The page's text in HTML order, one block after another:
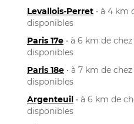
Levallois-Perret • à 4 km
disponibles
Paris 17e • à 6 km de
disponibles
Paris 18e • à 7 km de
disponibles
Argenteuil • à 6 km de
disponibles